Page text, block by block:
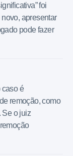
foi
apresentar
pode fazer
caso é
remoção, como
Se o juiz